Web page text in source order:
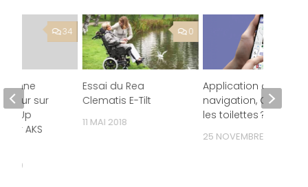
0
Essai du Rea
Clematis E-Tilt
11 MAI 2018
Application de
navigation, Où sont
les toilettes ?
25 NOVEMBRE 2022
34
sur
Up
AKS
2009